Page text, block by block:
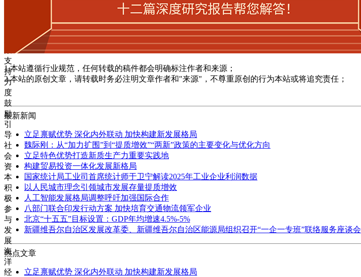
支
持
力
度
鼓
励
引
导
社
会
资
本
积
极
参
与
发
展
海
洋
经
1.本站遵循行业规范，任何转载的稿件都会明确标注作者和来源；
2.本站的原创文章，请转载时务必注明文章作者和"来源"，不尊重原创的行为本站或将追究责任；
最新新闻
立足禀赋优势 深化内外联动 加快构建新发展格局
魏际刚：从“加力扩围”到“提质增效”“两新”政策的主要变化与优化方向
立足特色优势打造新质生产力重要实践地
构建贸易投资一体化发展新格局
国家统计局工业司首席统计师于卫宁解读2025年工业企业利润数据
以人民城市理念引领城市发展存量提质增效
人工智能发展格局调整呼吁加强国际合作
八部门联合印发行动方案 加快培育交通物流领军企业
北京“十五五”目标设置：GDP年均增速4.5%-5%
新疆维吾尔自治区发展改革委、新疆维吾尔自治区能源局组织召开“一企一专班”联络服务座谈会
热点文章
立足禀赋优势 深化内外联动 加快构建新发展格局